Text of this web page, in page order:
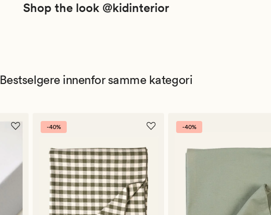
Shop the look @kidinterior
Bestselgere innenfor samme kategori
-40% -40%